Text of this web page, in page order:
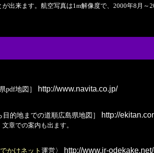
出来ます。航空写真は1m解像度で、2000年8月
pdf地図］ http://www.navita.co.jp/
的地までの道順広島県地図］ http://
章での案内も出ます。
かけネット運営〉 http://www.jr-